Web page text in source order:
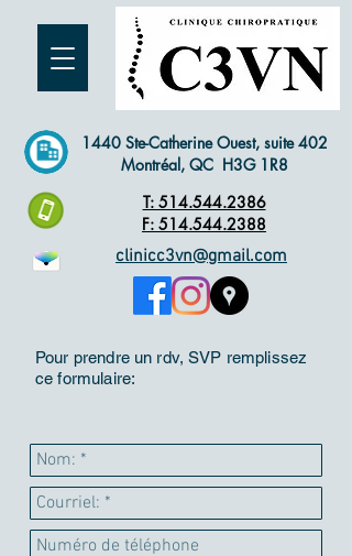
1440 Ste-Catherine Ouest, suite 402
Montréal, QC H3G 1R8
T: 514.544.2386
F: 514.544.2388
clinicc3vn@gmail.com
Pour prendre un rdv, SVP remplissez
ce formulaire: